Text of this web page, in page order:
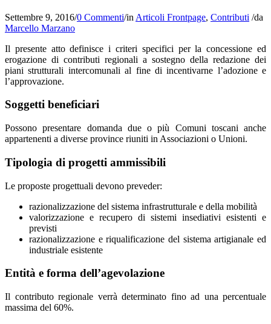
Settembre 9, 2016/0 Commenti/in Articoli Frontpage, Contributi /da
Marcello Marzano
Il presente atto definisce i criteri specifici per la concessione ed
erogazione di contributi regionali a sostegno della redazione dei
piani strutturali intercomunali al fine di incentivarne l’adozione e
l’approvazione.
Soggetti beneficiari
Possono presentare domanda due o più Comuni toscani anche
appartenenti a diverse province riuniti in Associazioni o Unioni.
Tipologia di progetti ammissibili
Le proposte progettuali devono preveder:
razionalizzazione del sistema infrastrutturale e della mobilità
valorizzazione e recupero di sistemi insediativi esistenti e
previsti
razionalizzazione e riqualificazione del sistema artigianale ed
industriale esistente
Entità e forma dell’agevolazione
Il contributo regionale verrà determinato fino ad una percentuale
massima del 60%.